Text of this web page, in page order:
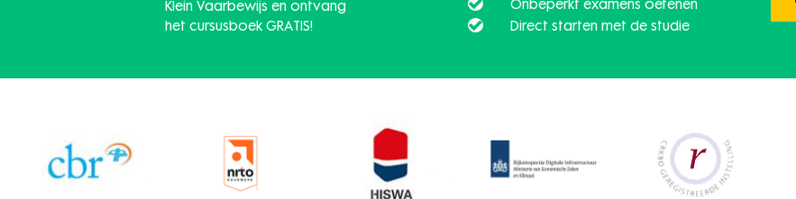
Klein Vaarbewijs en ontvang
het cursusboek GRATIS!
Onbeperkt examens oefenen
Direct starten met de studie